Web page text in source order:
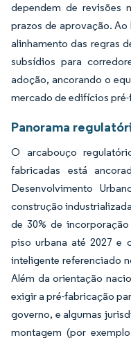
dependem de revisões
prazos de aprovação. Ao
alinhamento das regras
subsídios para
adoção, ancorando o
mercado de edifícios
Panorama
O arcabouço
fabricadas está
Desenvolvimento
construção
de 30% de
piso urbana até 2027 e
inteligente referenciado
Além da orientação
exigir a pré-fabricação
governo, e algumas
montagem (por